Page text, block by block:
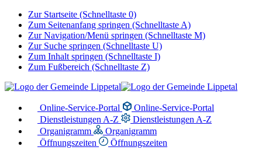
Zur Startseite (Schnelltaste 0)
Zum Seitenanfang springen (Schnelltaste A)
Zur Navigation/Menü springen (Schnelltaste M)
Zur Suche springen (Schnelltaste U)
Zum Inhalt springen (Schnelltaste I)
Zum Fußbereich (Schnelltaste Z)
Online-Service-Portal
Online-Service-Portal
Dienstleistungen A-Z
Dienstleistungen A-Z
Organigramm
Organigramm
Öffnungszeiten
Öffnungszeiten